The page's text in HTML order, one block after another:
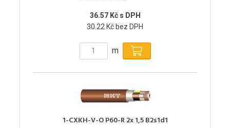
36.57 Kč s DPH
30.22 Kč bez DPH
m
1-CXKH-V-O P60-R 2x 1,5 B2s1d1